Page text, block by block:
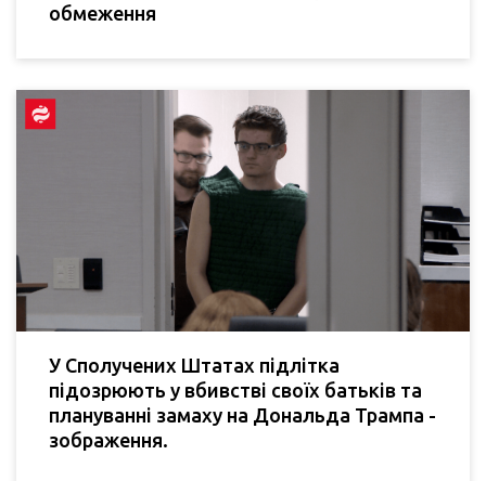
обмеження
У Сполучених Штатах підлітка
підозрюють у вбивстві своїх батьків та
плануванні замаху на Дональда Трампа -
зображення.